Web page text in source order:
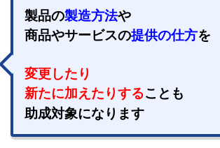
製品の製造方法や
商品やサービスの提供の仕方を
変更したり
新たに加えたりすることも
助成対象になります